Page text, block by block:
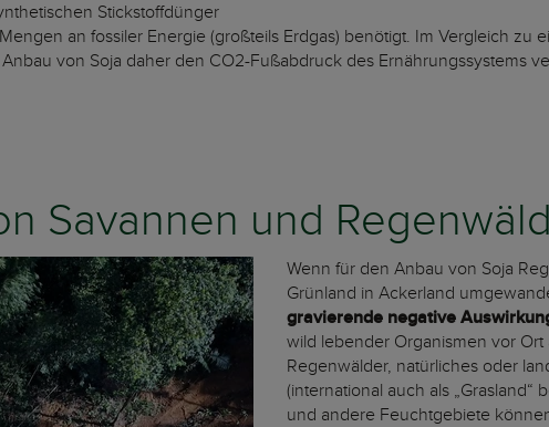
Stickstoffdünger
an fossiler Energie (großteils Erdgas) benötigt. Im Vergleich zu
von Soja daher den CO2-Fußabdruck des Ernährungssystems
Savannen und
Wenn für den Anbau von Soja
Grünland in Ackerland
gravierende negative
wild lebender Organismen vor Ort
Regenwälder, natürliches oder
(international auch als
und andere Feuchtgebiete